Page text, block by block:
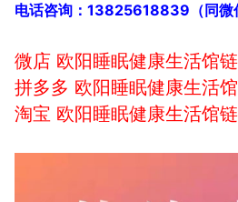
电话咨询：13825618839（同微
微店 欧阳睡眠健康生活馆链
拼多多 欧阳睡眠健康生活馆
淘宝 欧阳睡眠健康生活馆链